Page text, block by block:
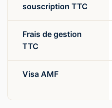
souscription TTC
Frais de gestion
TTC
Visa AMF